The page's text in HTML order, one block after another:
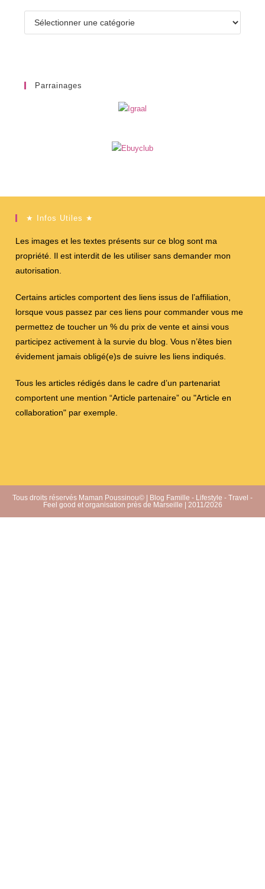
Parrainages
★ Infos Utiles ★
Les images et les textes présents sur ce blog sont ma
propriété. Il est interdit de les utiliser sans demander mon
autorisation.
Certains articles comportent des liens issus de l’affiliation,
lorsque vous passez par ces liens pour commander vous me
permettez de toucher un % du prix de vente et ainsi vous
participez activement à la survie du blog. Vous n’êtes bien
évidement jamais obligé(e)s de suivre les liens indiqués.
Tous les articles rédigés dans le cadre d’un partenariat
comportent une mention “Article partenaire” ou "Article en
collaboration" par exemple.
Tous droits réservés Maman Poussinou© | Blog Famille - Lifestyle - Travel -
Feel good et organisation près de Marseille | 2011/2026